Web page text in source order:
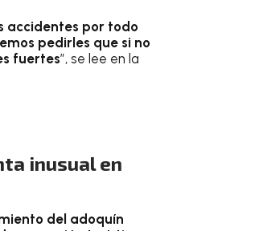
accidentes por todo
pedirles que si no
fuertes”, se lee en la
inusual en
del adoquín